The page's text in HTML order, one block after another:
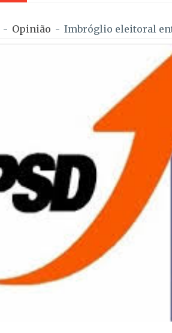
- Opinião - Imbróglio eleitoral